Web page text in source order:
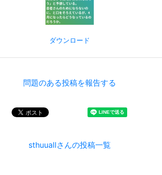
ダウンロード
問題のある投稿を報告する
sthuuallさんの投稿一覧